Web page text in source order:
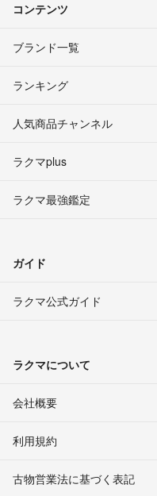
コンテンツ
ブランド一覧
ランキング
人気商品チャンネル
ラクマplus
ラクマ最強鑑定
ガイド
ラクマ公式ガイド
ラクマについて
会社概要
利用規約
古物営業法に基づく表記